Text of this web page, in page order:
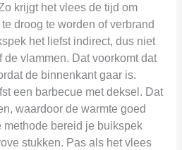
krijgt het vlees de tijd om
droog te worden of verbrand
het liefst indirect, dus niet
vlammen. Dat voorkomt dat
de binnenkant gaar is.
een barbecue met deksel. Dat
waardoor de warmte goed
methode bereid je buikspek
stukken. Pas als het vlees